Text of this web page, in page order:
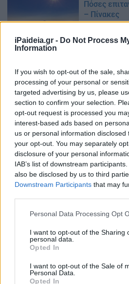
iPaideia.gr - Do Not Process
Information
If you wish to opt-out of the sale,
processing of your personal or
targeted advertising by us, please
section to confirm your selection.
opt-out request is processed you
interest-based ads based on
us or personal information
your opt-out. You may separately
disclosure of your personal
IAB’s list of downstream
also be disclosed by us to third
Downstream Participants that may
Please note that this website/app
not limited to your visit or usage
grant or deny consent to Google
use your data for below specified
consent section.
Personal Data Processing Opt
I want to opt-out of the Sharing
personal data.
Opted In
I want to opt-out of the Sale of
Personal Data.
Opted In
Πόσες
– Πίνακες
2021: Ποιοί
διακοπές
15/05/
ΟΑΕΔ
Πώς θα πάτε
12/05/
ΟΑΕΔ
Πότε ξεκινά
φτηνές
11/05/2021
ΟΑΕΔ